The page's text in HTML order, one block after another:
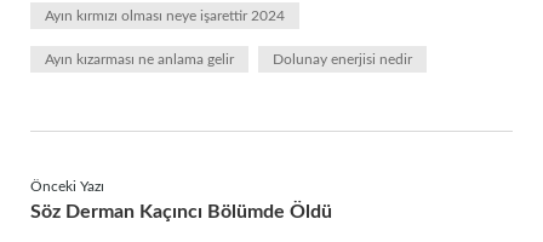
Ayın kırmızı olması neye işarettir 2024
Ayın kızarması ne anlama gelir Dolunay enerjisi nedir
Önceki Yazı
Söz Derman Kaçıncı Bölümde Öldü